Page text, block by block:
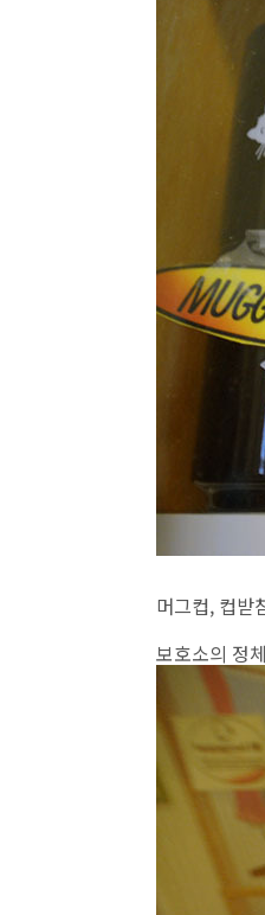
머그컵, 컵받
보호소의 정